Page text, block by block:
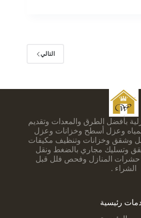
التالي
بأفضل الطرق والمعدات وتقديم
وعزل أسطح وخزانات وعزل
وشقق وخزانات وتنظيف مكيفات
وتسليك مجاري بالضغط ونقل
حشرات المنازل وفحص فلل قبل
الشراء .
رئيسية